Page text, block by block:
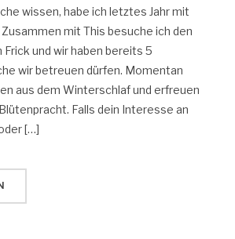
wissen, habe ich letztes Jahr mit
mit This besuche ich den
Frick und wir haben bereits 5
wir betreuen dürfen. Momentan
aus dem Winterschlaf und erfreuen
Falls dein Interesse an
[…]